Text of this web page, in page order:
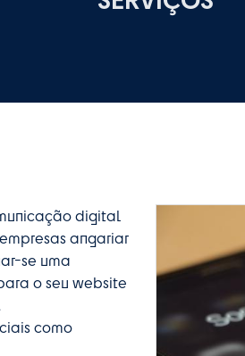
digital
angariar
se uma
o seu website
como